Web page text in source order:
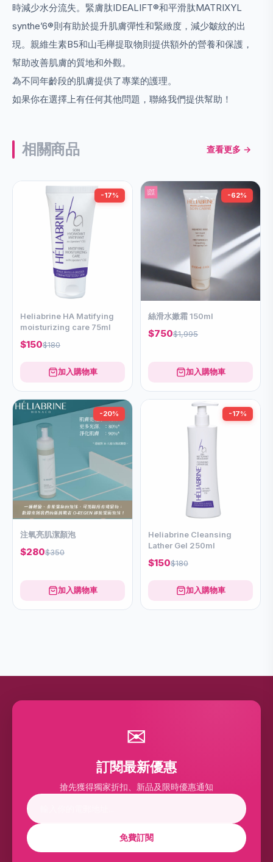
時減少水分流失。緊膚肽IDEALIFT®和平滑肽MATRIXYL
synthe’6®則有助於提升肌膚彈性和緊緻度，減少皺紋的出
現。親維生素B5和山毛櫸提取物則提供額外的營養和保護，
幫助改善肌膚的質地和外觀。
為不同年齡段的肌膚提供了專業的護理。
如果你在選擇上有任何其他問題，聯絡我們提供幫助！
相關商品 查看更多 →
-17%
Heliabrine HA Matifying
moisturizing care 75ml
$150$180
加入購物車
-62%
絲滑水嫩霜 150ml
$750$1,995
加入購物車
-20%
注氧亮肌潔顏泡
$280$350
加入購物車
-17%
Heliabrine Cleansing
Lather Gel 250ml
$150$180
加入購物車
✉
訂閱最新優惠
搶先獲得獨家折扣、新品及限時優惠通知
免費訂閱